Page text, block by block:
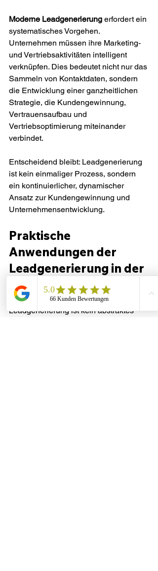
Moderne Leadgenerierung erfordert ein
systematisches Vorgehen.
Unternehmen müssen ihre Marketing-
und Vertriebsaktivitäten intelligent
verknüpfen. Dies bedeutet nicht nur das
Sammeln von Kontaktdaten, sondern
die Entwicklung einer ganzheitlichen
Strategie, die Kundengewinnung,
Vertrauensaufbau und
Vertriebsoptimierung miteinander
verbindet.
Entscheidend bleibt: Leadgenerierung
ist kein einmaliger Prozess, sondern
ein kontinuierlicher, dynamischer
Ansatz zur Kundengewinnung und
Unternehmensentwicklung.
Praktische
Anwendungen der
Leadgenerierung in der
Unternehmenswelt
Leadgenerierung ist kein abstraktes